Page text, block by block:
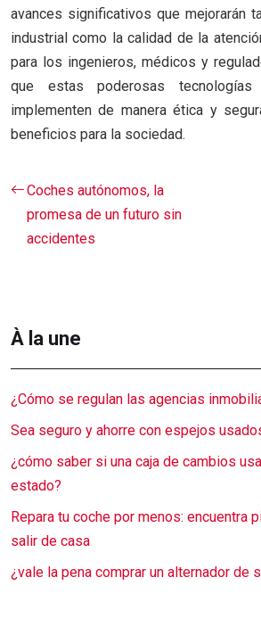
avances significativos que mejorarán
industrial como la calidad de la
para los ingenieros, médicos y
que estas poderosas
implementen de manera ética y
beneficios para la sociedad.
Coches autónomos, la
promesa de un futuro sin
accidentes
À la une
¿Cómo se regulan las agencias
Sea seguro y ahorre con espejos
¿cómo saber si una caja de cambios
estado?
Repara tu coche por menos: encuentra
salir de casa
¿vale la pena comprar un alternador de